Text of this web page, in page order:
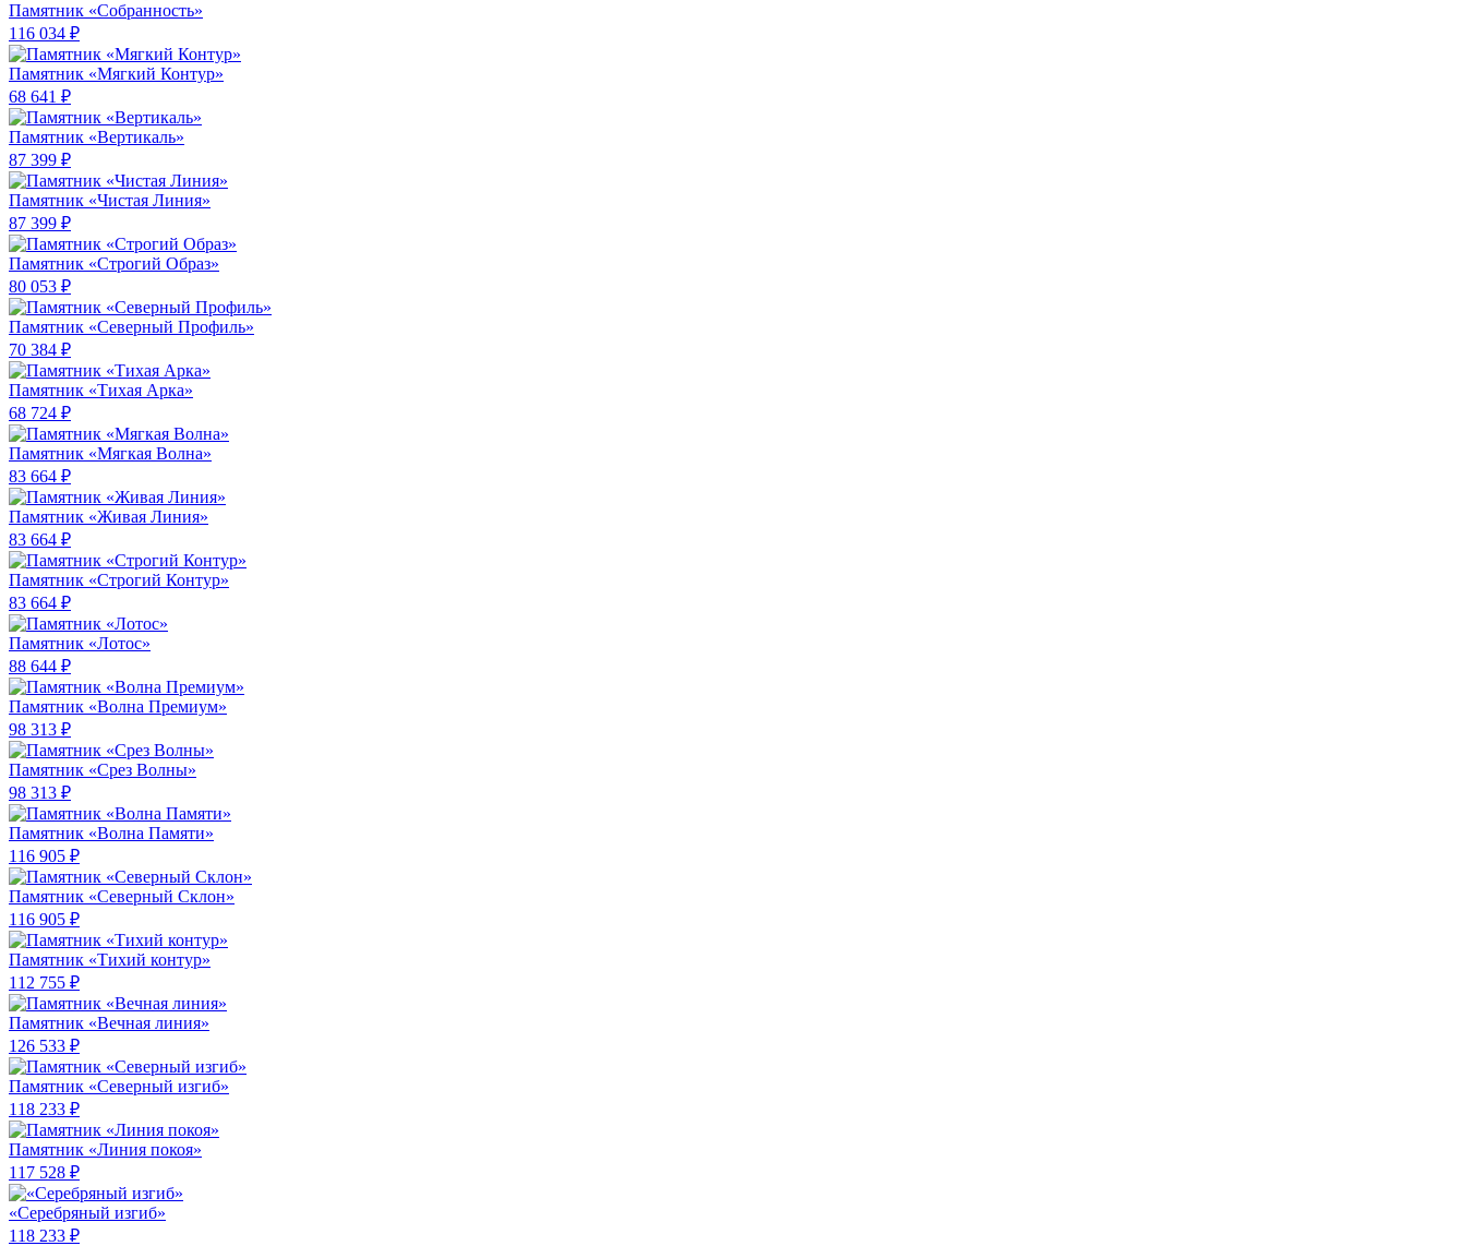
Памятник «Собранность»
116 034 ₽
Памятник «Мягкий Контур»
68 641 ₽
Памятник «Вертикаль»
87 399 ₽
Памятник «Чистая Линия»
87 399 ₽
Памятник «Строгий Образ»
80 053 ₽
Памятник «Северный Профиль»
70 384 ₽
Памятник «Тихая Арка»
68 724 ₽
Памятник «Мягкая Волна»
83 664 ₽
Памятник «Живая Линия»
83 664 ₽
Памятник «Строгий Контур»
83 664 ₽
Памятник «Лотос»
88 644 ₽
Памятник «Волна Премиум»
98 313 ₽
Памятник «Срез Волны»
98 313 ₽
Памятник «Волна Памяти»
116 905 ₽
Памятник «Северный Склон»
116 905 ₽
Памятник «Тихий контур»
112 755 ₽
Памятник «Вечная линия»
126 533 ₽
Памятник «Северный изгиб»
118 233 ₽
Памятник «Линия покоя»
117 528 ₽
«Серебряный изгиб»
118 233 ₽